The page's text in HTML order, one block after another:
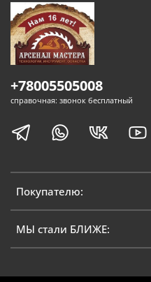
Покупателю:
МЫ стали БЛИЖЕ:
+78005505008
справочная: звонок бесплатный